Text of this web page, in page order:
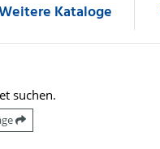
Kataloge
suchen.